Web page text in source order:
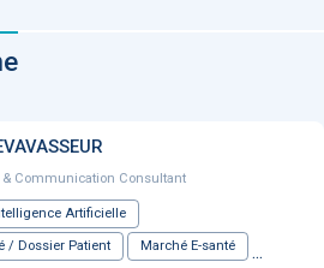
& Communication Consultant
Artificielle
/ Dossier Patient Marché E-santé ...